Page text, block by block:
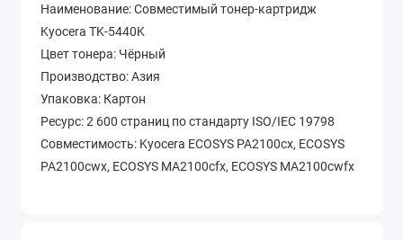
Наименование: Совместимый тонер-картридж
Kyocera TK-5440K
Цвет тонера: Чёрный
Производство: Азия
Упаковка: Картон
Ресурс: 2 600 страниц по стандарту ISO/IEC 19798
Совместимость: Kyocera ECOSYS PA2100cx, ECOSYS
PA2100cwx, ECOSYS MA2100cfx, ECOSYS MA2100cwfx